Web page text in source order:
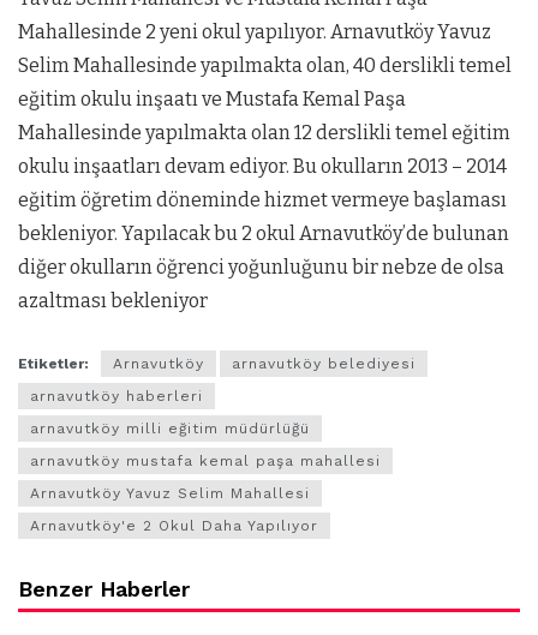
Mahallesinde 2 yeni okul yapılıyor. Arnavutköy Yavuz
Selim Mahallesinde yapılmakta olan, 40 derslikli temel
eğitim okulu inşaatı ve Mustafa Kemal Paşa
Mahallesinde yapılmakta olan 12 derslikli temel eğitim
okulu inşaatları devam ediyor. Bu okulların 2013 – 2014
eğitim öğretim döneminde hizmet vermeye başlaması
bekleniyor. Yapılacak bu 2 okul Arnavutköy’de bulunan
diğer okulların öğrenci yoğunluğunu bir nebze de olsa
azaltması bekleniyor
Etiketler: Arnavutköy
arnavutköy belediyesi
arnavutköy haberleri
arnavutköy milli eğitim müdürlüğü
arnavutköy mustafa kemal paşa mahallesi
Arnavutköy Yavuz Selim Mahallesi
Arnavutköy'e 2 Okul Daha Yapılıyor
Benzer Haberler